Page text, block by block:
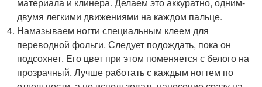
двумя легкими движениями на каждом пальце.
Намазываем ногти специальным клеем для
переводной фольги. Следует подождать, пока он
подсохнет. Его цвет при этом поменяется с белого на
прозрачный. Лучше работать с каждым ногтем по